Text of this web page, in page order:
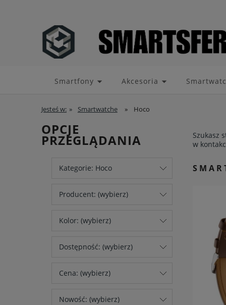
Smartfony Akcesoria
Jesteś w: » Smartwatche » Hoco
OPCJE
PRZEGLĄDANIA
Kategorie: Hoco
Producent: (wybierz)
Kolor: (wybierz)
Dostępność: (wybierz)
Cena: (wybierz)
Nowość: (wybierz)
Szukasz
w